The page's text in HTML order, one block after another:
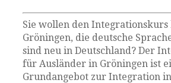
Sie wollen den Integrationskurs
Gröningen, die deutsche
sind neu in Deutschland? Der
für Ausländer in Gröningen ist
Grundangebot zur Integration